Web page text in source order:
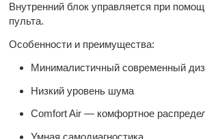
Внутренний блок управляется при
пульта.
Особенности и преимущества:
Минималистичный современный
Низкий уровень шума
Comfort Air — комфортное